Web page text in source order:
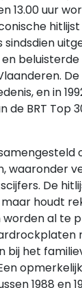
13.00 uur
sindsdien
beluisterde
De
en in
de BRT Top
waaronder
De
houdt
al te
bij het
1988 en